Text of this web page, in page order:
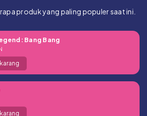
produk yang paling populer saat ini.
Bang Bang